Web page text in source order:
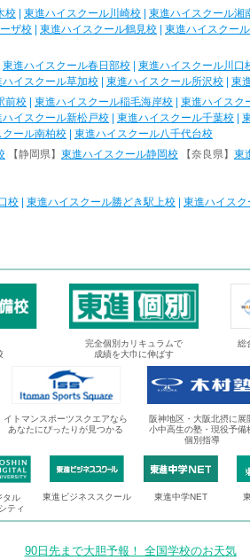
校 東進ハイスクール川崎校 東進ハイスクール湘
ザ校 東進ハイスクール鶴見校 東進ハイスクー
東進ハイスクール春日部校 東進ハイスクール川口
ハイスクール草加校 東進ハイスクール所沢校 東
前校 東進ハイスクール稲毛海岸校 東進ハイスク
ハイスクール新松戸校 東進ハイスクール千葉校
ール南柏校
東進ハイスクール八千代台校
【静岡県】 東進ハイスクール静岡校 【奈良県】 東
校 東進ハイスクール勝どき駅上校 東進ハイス
完全個別カリキュラムで
成績を大巾に伸ばす
総
イトマンスポーツスクエアなら
あなたにぴったりが見つかる
阪神地区・大阪北摂に展
小中高生の塾・現役予備
個別指導
タル
ティ
東進ビジネススクール 東進中学NET
90日先まで大胆予報！ 全国学校のお天気